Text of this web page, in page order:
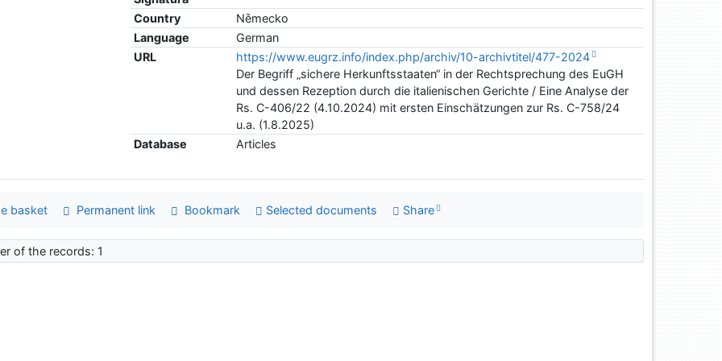
Country
Německo
Language
German
URL
https://www.eugrz.info/index.php/archiv/10-archivtitel/477-2024
Der Begriff „sichere Herkunftsstaaten“ in der Rechtsprechung des EuGH
und dessen Rezeption durch die italienischen Gerichte / Eine Analyse der
Rs. C-406/22 (4.10.2024) mit ersten Einschätzungen zur Rs. C-758/24
u.a. (1.8.2025)
Database
Articles
basket Permanent link Bookmark Selected documents Share
of the records: 1